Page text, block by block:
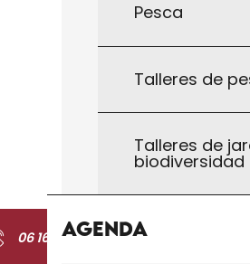
Pesca
Talleres de
Talleres de
biodiversidad
Agenda
06 16 78 74▒▒